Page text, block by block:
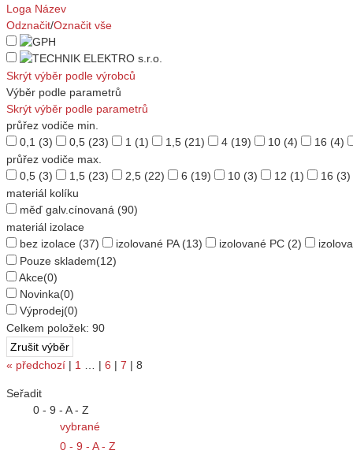
Loga Název
Odznačit/Označit vše
Skrýt výběr podle výrobců
Výběr podle parametrů
Skrýt výběr podle parametrů
průřez vodiče min.
0,1 (3) 0,5 (23) 1 (1) 1,5 (21) 4 (19) 10 (4) 16 (4)
průřez vodiče max.
0,5 (3) 1,5 (23) 2,5 (22) 6 (19) 10 (3) 12 (1) 16 (3)
materiál kolíku
měď galv.cínovaná (90)
materiál izolace
bez izolace (37) izolované PA(13) izolované PC (2)
Pouze skladem(12)
Akce(0)
Novinka(0)
Výprodej(0)
Celkem položek: 90
« předchozí | 1 … | 6 | 7 | 8
Seřadit
0 - 9 - A - Z
vybrané
0 - 9 - A - Z